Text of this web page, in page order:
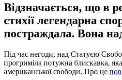
Відзначається, що в
стихії легендарна
постраждала. Вона
Під час негоди, над Статуєю
прогриміла потужна блискавка,
американської свободи. Про це